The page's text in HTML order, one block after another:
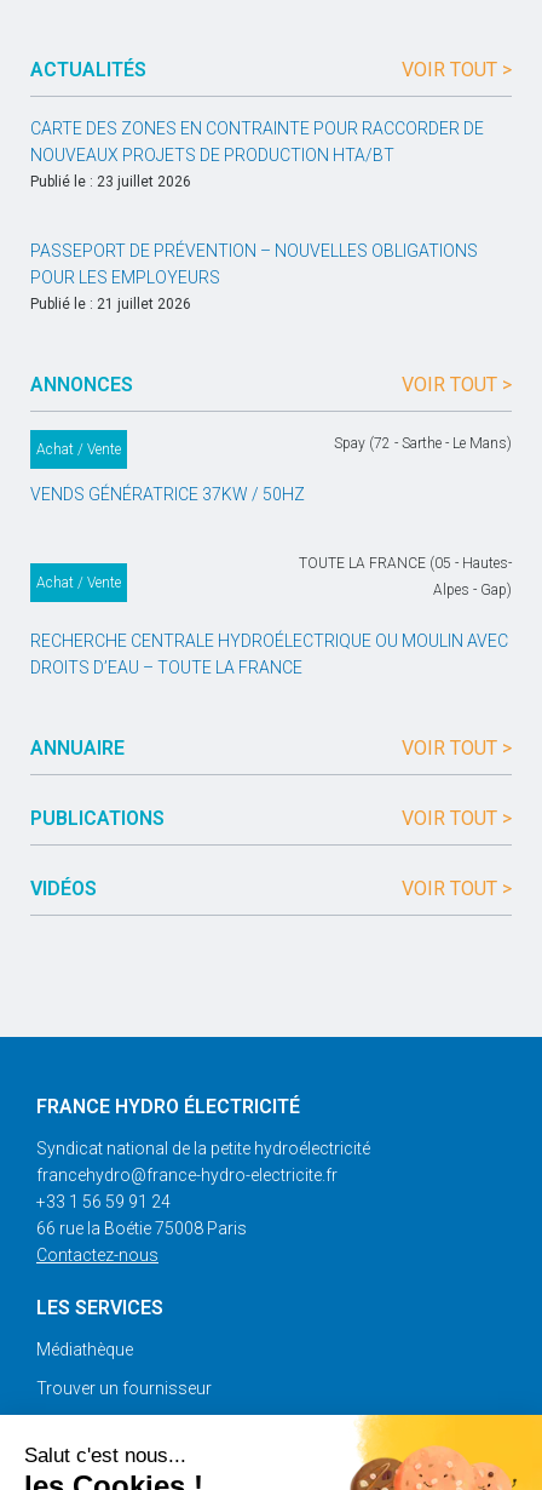
ACTUALITÉS VOIR TOUT >
CARTE DES ZONES EN CONTRAINTE POUR RACCORDER DE
NOUVEAUX PROJETS DE PRODUCTION HTA/BT
Publié le : 23 juillet 2026
PASSEPORT DE PRÉVENTION – NOUVELLES OBLIGATIONS
POUR LES EMPLOYEURS
Publié le : 21 juillet 2026
ANNONCES VOIR TOUT >
Achat / Vente Spay (72 - Sarthe - Le Mans)
VENDS GÉNÉRATRICE 37KW / 50HZ
Achat / Vente
TOUTE LA FRANCE (05 - Hautes-
Alpes - Gap)
RECHERCHE CENTRALE HYDROÉLECTRIQUE OU MOULIN AVEC
DROITS D’EAU – TOUTE LA FRANCE
ANNUAIRE VOIR TOUT >
PUBLICATIONS VOIR TOUT >
VIDÉOS VOIR TOUT >
FRANCE HYDRO ÉLECTRICITÉ
Syndicat national de la petite hydroélectricité
francehydro@france-hydro-electricite.fr
+33 1 56 59 91 24
66 rue la Boétie 75008 Paris
Contactez-nous
LES SERVICES
Médiathèque
Trouver un fournisseur
Salut c'est nous...